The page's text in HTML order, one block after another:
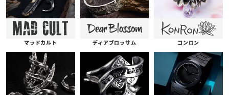
マッドカルト ディアブロッサム コンロン